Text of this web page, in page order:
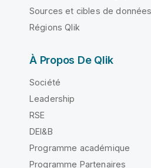
Sources et cibles de données
Régions Qlik
À Propos De Qlik
Société
Leadership
RSE
DEI&B
Programme académique
Programme Partenaires